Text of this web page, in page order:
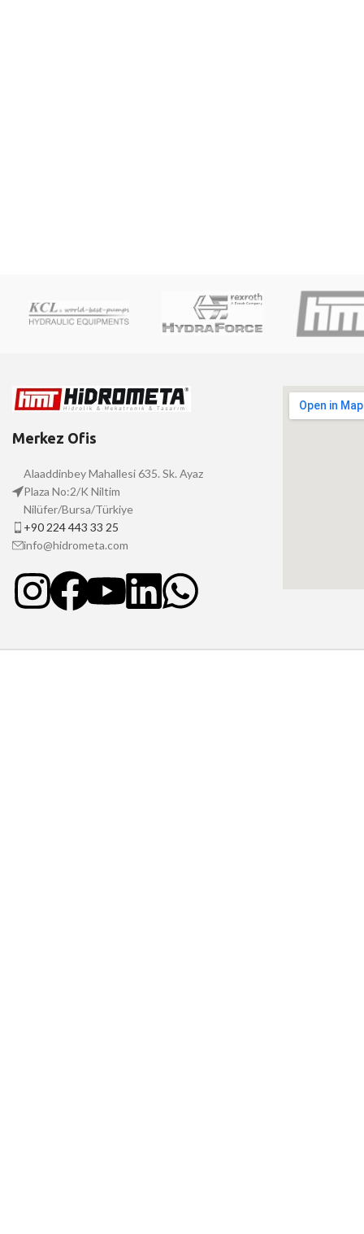
Merkez Ofis
Alaaddinbey Mahallesi 635. Sk. Ayaz
Plaza No:2/K Niltim
Nilüfer/Bursa/Türkiye
+90 224 443 33 25
info@hidrometa.com